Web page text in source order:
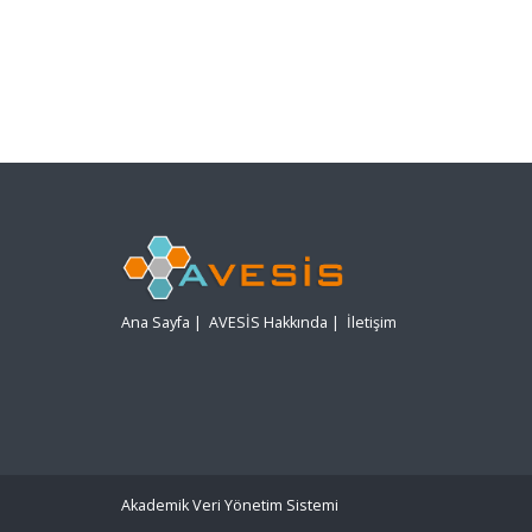
Ana Sayfa | AVESİS Hakkında | İletişim
Akademik Veri Yönetim Sistemi